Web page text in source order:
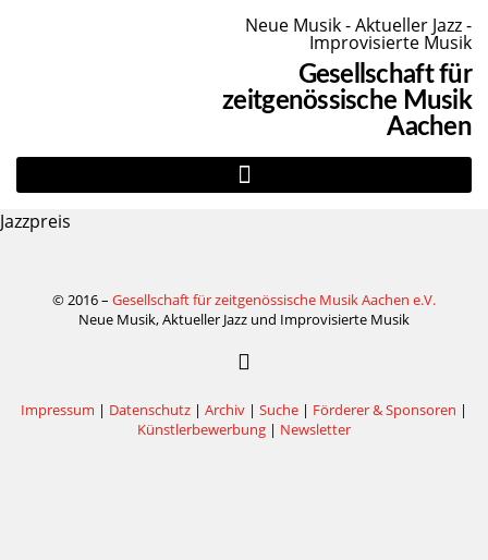
Neue Musik - Aktueller Jazz -
Improvisierte Musik
Gesellschaft für
zeitgenössische Musik
Aachen
Jazzpreis
© 2016 – Gesellschaft für zeitgenössische Musik Aachen e.V.
Neue Musik, Aktueller Jazz und Improvisierte Musik
Impressum | Datenschutz | Archiv | Suche | Förderer & Sponsoren |
Künstlerbewerbung | Newsletter